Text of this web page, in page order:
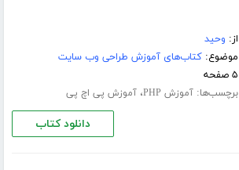
از: وحید
موضوع:کتاب‌های آموزش طراحی وب سایت
۵ صفحه
برچسب‌ها:آموزش PHP ،آموزش پی اچ پی
دانلود کتاب